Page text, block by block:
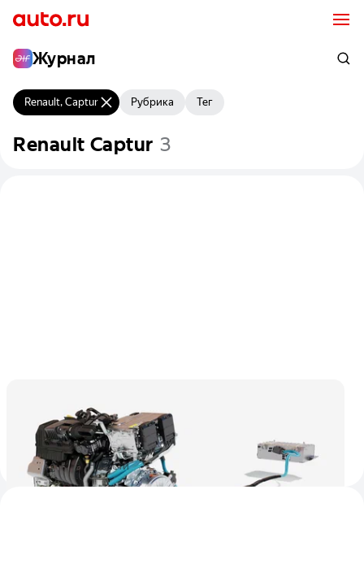
Журнал
Renault, Captur Рубрика Тег
Renault Captur
гибридная установка
С таким приводом кроссовер Renault расходует на 100
километров всего 4,3 литра топлива
2 6 мая 2025Новости